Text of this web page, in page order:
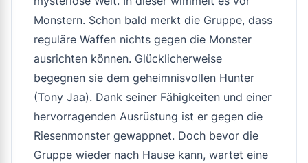
Monstern. Schon bald merkt die Gruppe, dass
reguläre Waffen nichts gegen die Monster
ausrichten können. Glücklicherweise
begegnen sie dem geheimnisvollen Hunter
(Tony Jaa). Dank seiner Fähigkeiten und einer
hervorragenden Ausrüstung ist er gegen die
Riesenmonster gewappnet. Doch bevor die
Gruppe wieder nach Hause kann, wartet eine